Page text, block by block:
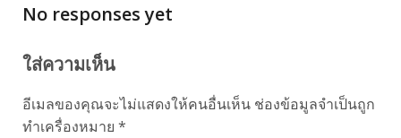
No responses yet
ใส่ความเห็น
อีเมลของคุณจะไม่แสดงให้คนอื่นเห็น ช่องข้อมูลจำเป็นถูก
ทำเครื่องหมาย *